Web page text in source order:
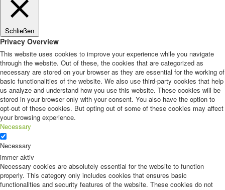
Schließen
Privacy Overview
This website uses cookies to improve your experience while you navigate
through the website. Out of these, the cookies that are categorized as
necessary are stored on your browser as they are essential for the working of
basic functionalities of the website. We also use third-party cookies that help
us analyze and understand how you use this website. These cookies will be
stored in your browser only with your consent. You also have the option to
opt-out of these cookies. But opting out of some of these cookies may affect
your browsing experience.
Necessary
Necessary
immer aktiv
Necessary cookies are absolutely essential for the website to function
properly. This category only includes cookies that ensures basic
functionalities and security features of the website. These cookies do not